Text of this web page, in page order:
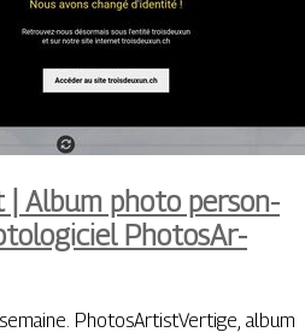
Album photo per­son­
Pho­tosAr­
PhotosArtistVertige, album